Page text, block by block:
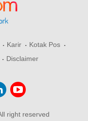
Karir
Kotak Pos
Disclaimer
right reserved